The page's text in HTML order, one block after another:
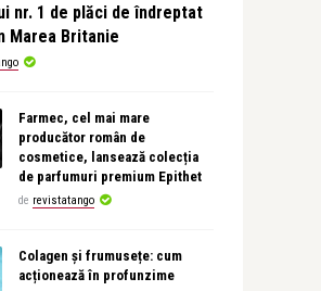
nr. 1 de plăci de îndreptat
Marea Britanie
Farmec, cel mai mare
producător român de
cosmetice, lansează colecția
de parfumuri premium Epithet
de revistatango
Colagen și frumusețe: cum
acționează în profunzime